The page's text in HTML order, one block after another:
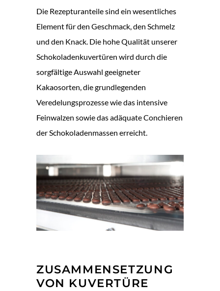
Die Rezepturanteile sind ein wesentliches
Element für den Geschmack, den Schmelz
und den Knack. Die hohe Qualität unserer
Schokoladenkuvertüren wird durch die
sorgfältige Auswahl geeigneter
Kakaosorten, die grundlegenden
Veredelungsprozesse wie das intensive
Feinwalzen sowie das adäquate Conchieren
der Schokoladenmassen erreicht.
ZUSAMMENSETZUNG
VON KUVERTÜRE